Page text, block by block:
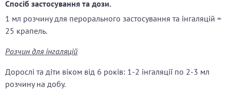
Спосіб застосування та дози.
1 мл розчину для перорального застосування та інгаляцій =
25 крапель.
Розчин для інгаляцій
Дорослі та діти віком від 6 років: 1-2 інгаляції по 2-3 мл
розчину на добу.